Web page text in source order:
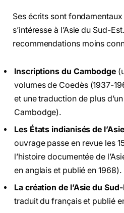
Ses écrits sont
s’intéresse à l’Asie du Sud-
recommendations moins
Inscriptions du Cambodge
volumes de Coedès (1937-
et une traduction de plus
Cambodge).
Les États indianisés de
ouvrage passe en revue les
l’histoire documentée de
en anglais et publié en 1968).
La création de l’Asie du
traduit du français et publié